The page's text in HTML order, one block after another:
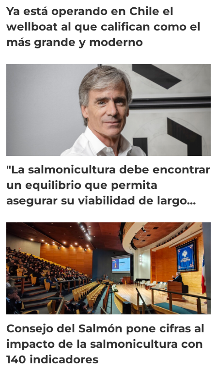
Ya está operando en Chile el
wellboat al que califican como el
más grande y moderno
"La salmonicultura debe encontrar
un equilibrio que permita
asegurar su viabilidad de largo
Consejo del Salmón pone cifras al
impacto de la salmonicultura con
140 indicadores